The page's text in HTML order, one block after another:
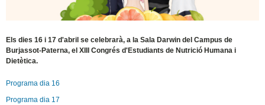
Els dies 16 i 17 d'abril se celebrarà, a la Sala Darwin del Campus de
Burjassot-Paterna, el XIII Congrés d'Estudiants de Nutrició Humana i
Dietètica.
Programa dia 16
Programa dia 17